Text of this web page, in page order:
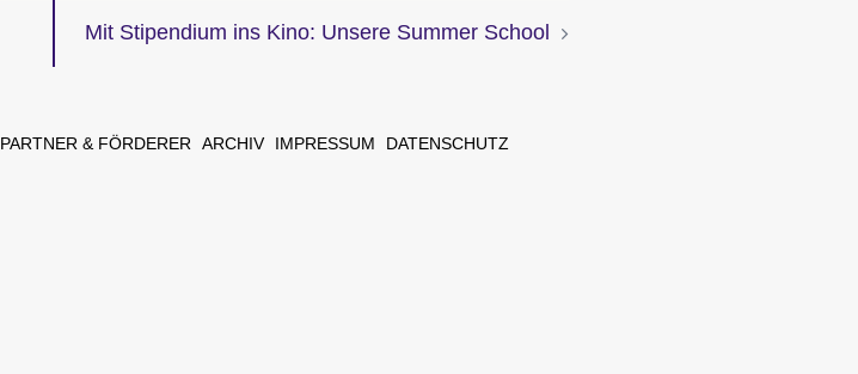
Mit Stipendium ins Kino: Unsere Summer School
PARTNER & FÖRDERER ARCHIV IMPRESSUM DATENSCHUTZ